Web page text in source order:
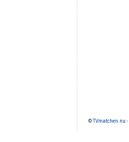
©TVmatchen.nu -